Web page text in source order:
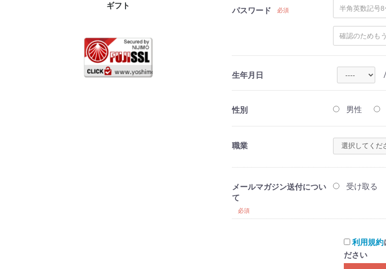
ギフト
パスワード 必須
生年月日 /
性別 男性
職業
メールマガジン送付につい
て
必須
受け取る
利用規約
ださい